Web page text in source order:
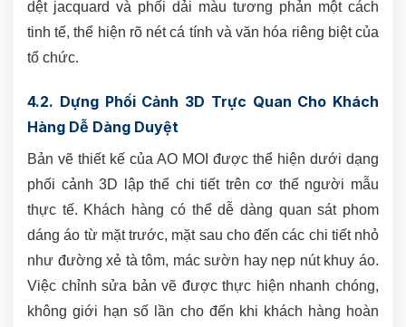
dệt jacquard và phối dải màu tương phản một cách
tinh tế, thể hiện rõ nét cá tính và văn hóa riêng biệt của
tổ chức.
4.2. Dựng Phối Cảnh 3D Trực Quan Cho Khách
Hàng Dễ Dàng Duyệt
Bản vẽ thiết kế của AO MOI được thể hiện dưới dạng
phối cảnh 3D lập thể chi tiết trên cơ thể người mẫu
thực tế. Khách hàng có thể dễ dàng quan sát phom
dáng áo từ mặt trước, mặt sau cho đến các chi tiết nhỏ
như đường xẻ tà tôm, mác sườn hay nẹp nút khuy áo.
Việc chỉnh sửa bản vẽ được thực hiện nhanh chóng,
không giới hạn số lần cho đến khi khách hàng hoàn